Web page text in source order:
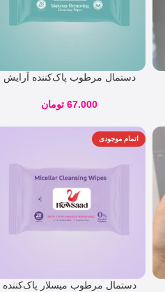
دستمال مرطوب پاک‌کننده آرایش
67.000 تومان
اتمام موجودی
دستمال مرطوب میسلار پاک‌کننده